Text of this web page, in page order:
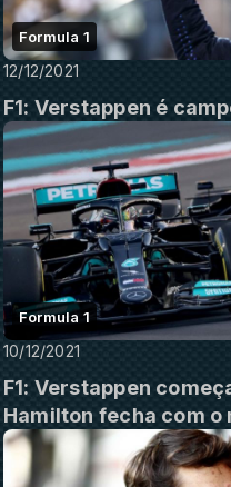
Formula 1
12/12/2021
F1: Verstappen é
Formula 1
10/12/2021
F1: Verstappen
Hamilton fecha com o